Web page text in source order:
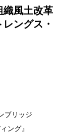
織風土改革
ングス・
ブリッジ
ング』